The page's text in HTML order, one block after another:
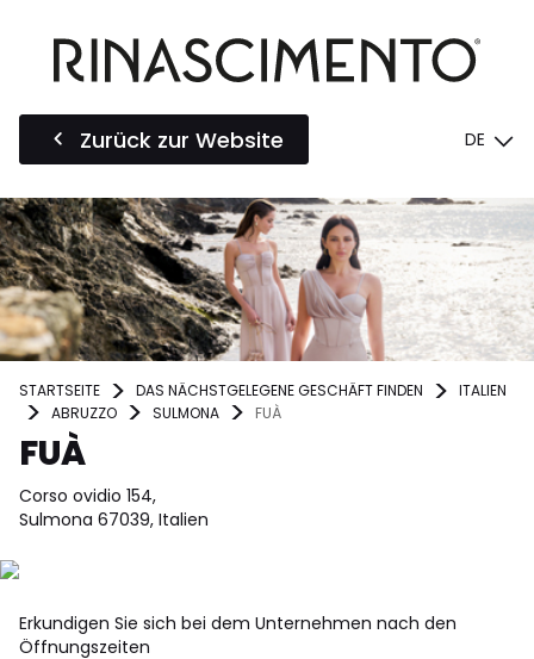
Zurück zur Website DE
STARTSEITE DAS NÄCHSTGELEGENE GESCHÄFT FINDEN
ITALIEN
ABRUZZO
SULMONA FUÀ
FUÀ
Corso ovidio 154,
Sulmona 67039, Italien
Erkundigen Sie sich bei dem Unternehmen nach den
Öffnungszeiten